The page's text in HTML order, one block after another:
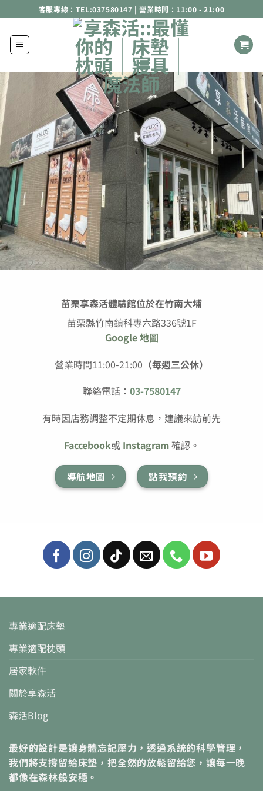
to
content
客服專線：TEL:037580147 | 營業時間：11:00 - 21:00
苗栗享森活體驗館位於在竹南大埔
苗栗縣竹南鎮科專六路336號1F
Google 地圖
營業時間11:00-21:00 （每週三公休）
聯絡電話： 03-7580147
有時因店務調整不定期休息，建議來訪前先
Faccebook或 Instagram確認。
導航地圖 點我預約
專業適配床墊
專業適配枕頭
居家軟件
關於享森活
森活Blog
最好的設計是讓身體忘記壓力，透過系統的科學管理，
我們將支撐留給床墊，把全然的放鬆留給您，讓每一晚
都像在森林般安穩。